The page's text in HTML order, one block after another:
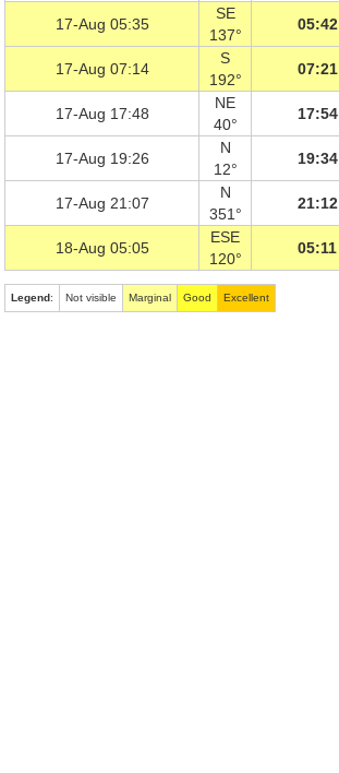
17-Aug 05:35
SE
137°
05:42
17-Aug 07:14
S
192°
07:21
17-Aug 17:48
NE
40°
17:54
17-Aug 19:26
N
12°
19:34
17-Aug 21:07
N
351°
21:12
18-Aug 05:05
ESE
120°
05:11
Legend: Not visible Marginal Good Excellent